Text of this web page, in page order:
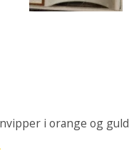
i orange og guld